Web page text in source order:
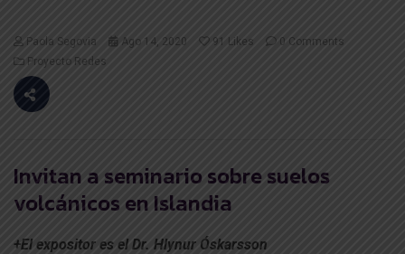
Paola Segovia Ago 14, 2020 91 Likes
0 Comments
Proyecto Redes
Invitan a seminario sobre suelos
volcánicos en Islandia
+El expositor es el Dr. Hlynur Óskarsson